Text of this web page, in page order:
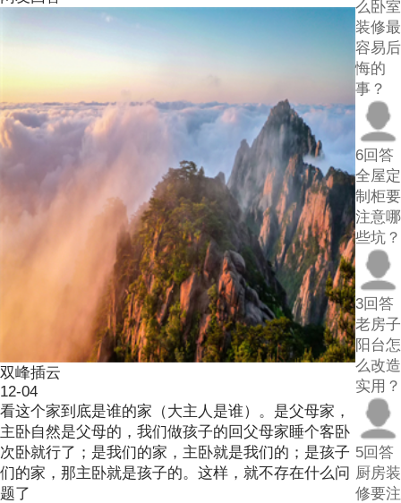
双峰插云
12-04
看这个家到底是谁的家（大主人是谁）。是父母家，
主卧自然是父母的，我们做孩子的回父母家睡个客卧
次卧就行了；是我们的家，主卧就是我们的；是孩子
们的家，那主卧就是孩子的。这样，就不存在什么问
题了
么卧室
装修最
容易后
悔的
事？
6回答
全屋定
制柜要
注意哪
些坑？
3回答
老房子
阳台怎
么改造
实用？
5回答
厨房装
修要注